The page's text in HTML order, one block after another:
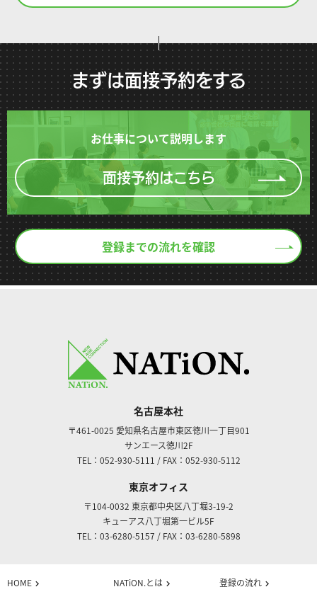
まずは面接予約をする
お仕事について説明します
面接予約はこちら
登録までの流れを確認
名古屋本社
〒461-0025 愛知県名古屋市東区徳川一丁目901
サンエース徳川2F
TEL：052-930-5111 / FAX：052-930-5112
東京オフィス
〒104-0032 東京都中央区八丁堀3-19-2
キューアス八丁堀第一ビル5F
TEL：03-6280-5157 / FAX：03-6280-5898
HOME chevron_right NATiON.とはchevron_right 登録の流れchevron_right